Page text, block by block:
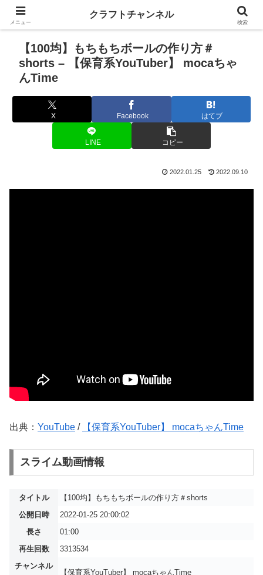
【100均】もちもちボールの作り方＃
shorts – 【保育系YouTuber】 mocaちゃ
んTime
X Facebook はてブ
LINE コピー
2022.01.25 2022.09.10
出典： YouTube / 【保育系YouTuber】 mocaちゃんTime
スライム動画情報
タイトル
【100均】もちもちボールの作り方＃shorts
公開日時
2022-01-25 20:00:02
長さ
01:00
再生回数
3313534
チャンネル
【保育系YouTuber】 mocaちゃんTime
メニュー
クラフトチャンネル
検索